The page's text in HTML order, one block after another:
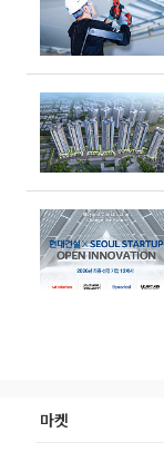
마켓